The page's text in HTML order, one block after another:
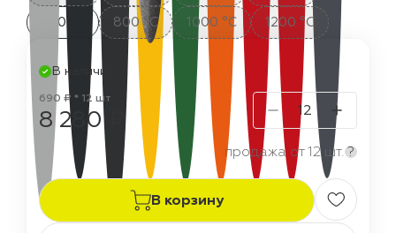
700 °C
800 °C 1000 °C 1200 °C
В наличии
690 ₽ * 12 шт
8 280 ₽
продажа от 12 шт. ?
В корзину